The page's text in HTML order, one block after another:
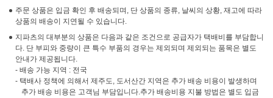
주문 상품은 입금 확인 후 배송되며, 단 상품의 종류, 날씨의 상황, 재고에 따라
상품의 배송이 지연될 수 있습니다.
지파츠의 대부분의 상품은 다음과 같은 조건으로 공급자가 택배비를 부담합니
다. 단 부피와 중량이 큰 특수 부품의 경우는 제외되며 제외되는 품목은 별도
안내가 제공됩니다.
- 배송 가능 지역 : 전국
- 택배사 정책에 의해서 제주도, 도서산간 지역은 추가 배송 비용이 발생하며
추가 배송 비용은 고객님 부담입니다.추가 배송비용 지불 방법은 별도 입금